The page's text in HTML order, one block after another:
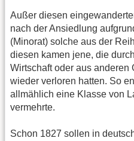
Außer diesen
nach der Ansiedlung
(Minorat) solche aus der
diesen kamen jene, die
Wirtschaft oder aus anderen
wieder verloren hatten. So
allmählich eine Klasse von
vermehrte.
Schon 1827 sollen in